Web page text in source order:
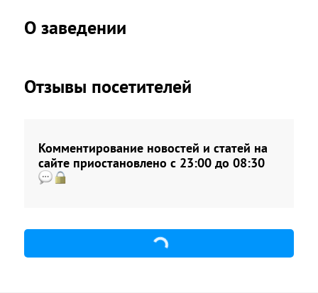
О заведении
Отзывы посетителей
Комментирование новостей и статей на
сайте приостановлено с 23:00 до 08:30